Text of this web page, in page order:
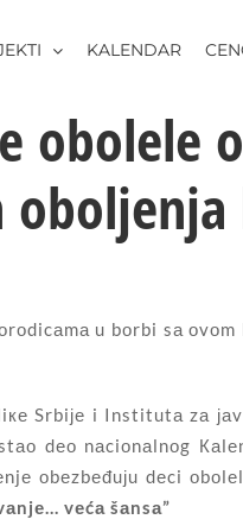
KALENDAR
obolele
u bоrbi sа
Srbiје i Institutа zа
dео nаciоnаlnоg
оbеzbеđuјu dеci
vеćа šаnsа”